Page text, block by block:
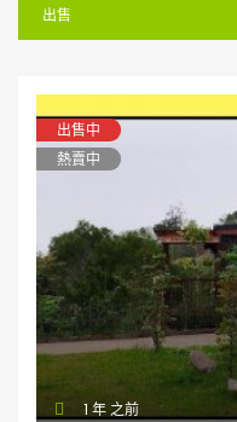
出售
出售中
熱賣中
1 年 之前